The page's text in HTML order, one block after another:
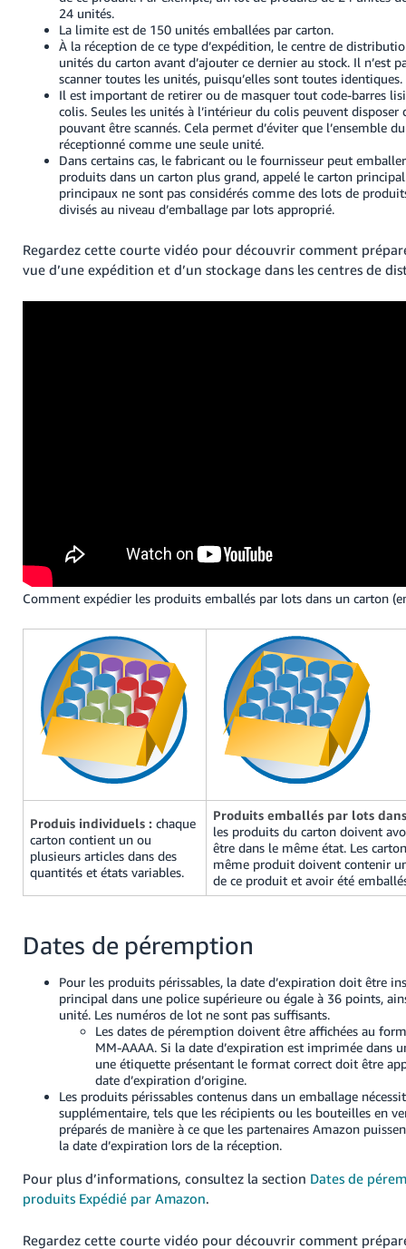
24 unités.
La limite est de 150 unités emballées par carton.
À la réception de ce type d’expédition, le centre de
unités du carton avant d’ajouter ce dernier au stock. Il n’est
scanner toutes les unités, puisqu’elles sont toutes identiques.
Il est important de retirer ou de masquer tout code-barres
colis. Seules les unités à l’intérieur du colis peuvent disposer
pouvant être scannés. Cela permet d’éviter que l’ensemble
réceptionné comme une seule unité.
Dans certains cas, le fabricant ou le fournisseur peut
produits dans un carton plus grand, appelé le carton
principaux ne sont pas considérés comme des lots de
divisés au niveau d’emballage par lots approprié.
Regardez cette courte vidéo pour découvrir comment
vue d’une expédition et d’un stockage dans les centres de
Comment expédier les produits emballés par lots dans un carton
Produis individuels : chaque
carton contient un ou
plusieurs articles dans des
quantités et états variables.
Produits emballés par lots
les produits du carton doivent
être dans le même état. Les
même produit doivent contenir
de ce produit et avoir été
Dates de péremption
Pour les produits périssables, la date d’expiration doit être
principal dans une police supérieure ou égale à 36 points,
unité. Les numéros de lot ne sont pas suffisants.
Les dates de péremption doivent être affichées au
MM-AAAA. Si la date d’expiration est imprimée dans
une étiquette présentant le format correct doit être
date d’expiration d’origine.
Les produits périssables contenus dans un emballage
supplémentaire, tels que les récipients ou les bouteilles en
préparés de manière à ce que les partenaires Amazon
la date d’expiration lors de la réception.
Pour plus d’informations, consultez la section Dates de
produits Expédié par Amazon.
Regardez cette courte vidéo pour découvrir comment